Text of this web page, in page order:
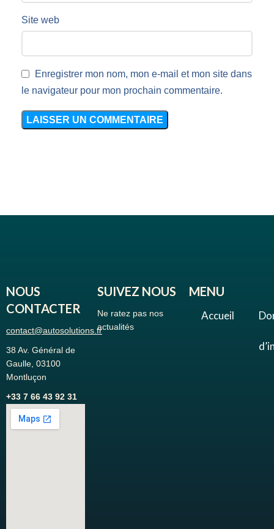
Site web
Enregistrer mon nom, mon e-mail et mon site dans
le navigateur pour mon prochain commentaire.
NOUS
CONTACTER
contact@autosolutions.fr
38 Av. Général de
Gaulle, 03100
Montluçon
+33 7 66 43 92 31
SUIVEZ NOUS
Ne ratez pas nos
actualités
MENU
Accueil